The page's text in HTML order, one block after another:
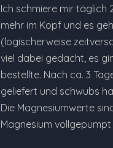
Ich schmiere mir täglich
mehr im Kopf und es
(logischerweise
viel dabei gedacht, es
bestellte. Nach ca. 3
geliefert und schwubs
Die Magnesiumwerte
Magnesium